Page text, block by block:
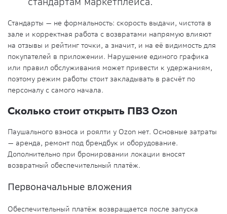
Стандарты — не формальность: скорость выдачи, чистота в
зале и корректная работа с возвратами напрямую влияют
на отзывы и рейтинг точки, а значит, и на её видимость для
покупателей в приложении. Нарушение единого графика
или правил обслуживания может привести к удержаниям,
поэтому режим работы стоит закладывать в расчёт по
персоналу с самого начала.
Сколько стоит открыть ПВЗ Ozon
Паушального взноса и роялти у Ozon нет. Основные затраты
— аренда, ремонт под брендбук и оборудование.
Дополнительно при бронировании локации вносят
возвратный обеспечительный платёж.
Первоначальные вложения
Обеспечительный платёж возвращается после запуска